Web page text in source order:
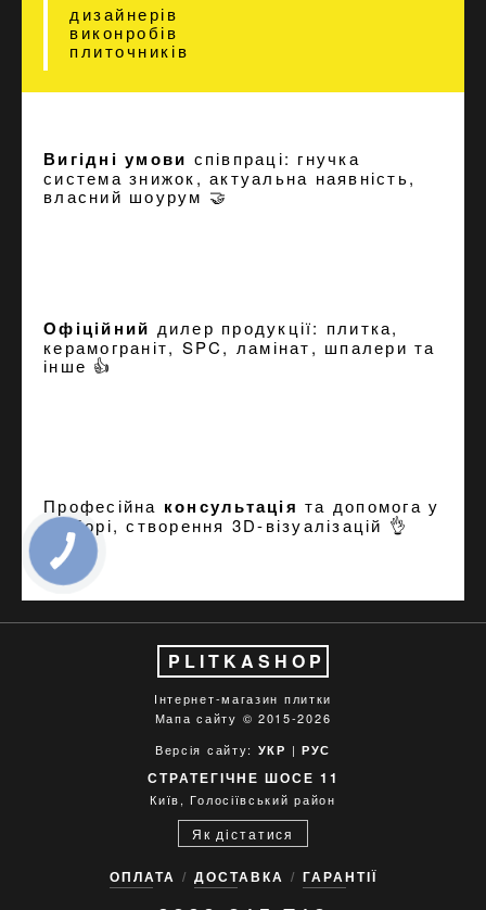
дизайнерів
виконробів
плиточників
Вигідні умови співпраці: гнучка
система знижок, актуальна наявність,
власний шоурум 🤝
Офіційний дилер продукції: плитка,
керамограніт, SPC, ламінат, шпалери та
інше 👍
Професійна консультація та допомога у
підборі, створення 3D-візуалізацій 👌
PLITKASHOP
Інтернет-магазин плитки
Мапа сайту © 2015-2026
Версія сайту: УКР | РУС
СТРАТЕГІЧНЕ ШОСЕ 11
Київ, Голосіївський район
Як дістатися
ОПЛАТА ДОСТАВКА ГАРАНТІЇ